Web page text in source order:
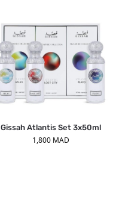
Gissah Atlantis Set 3x50ml
1,800 MAD